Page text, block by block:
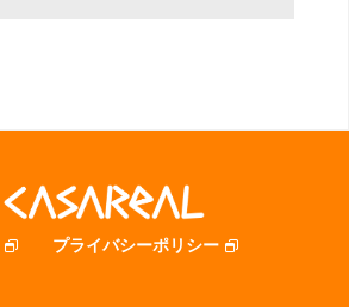
プライバシーポリシー